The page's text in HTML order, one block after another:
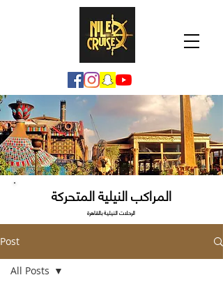
المراكب النيلية المتحركة
الرحلات النيلية بالقاهرة
Post
All Posts